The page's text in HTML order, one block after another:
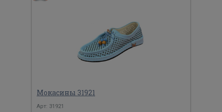
Мокасины 31921
Арт: 31921